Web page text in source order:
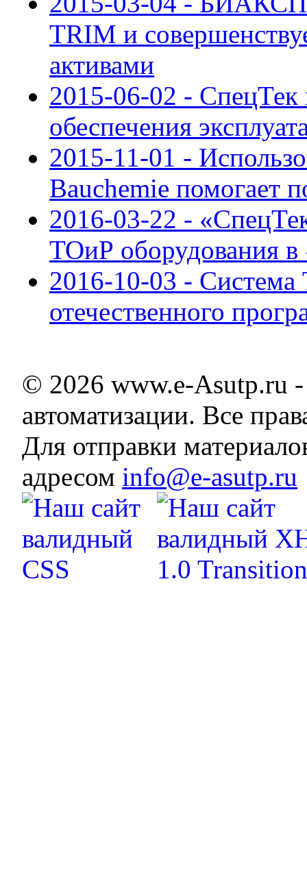
TRIM и
активами
2015-06-02 - СпецТек
обеспечения
2015-11-01 -
Bauchemie помогает
2016-03-22 -
ТОиР оборудования в
2016-10-03 - Система
отечественного
© 2026 www.e-Asutp.ru
автоматизации. Все
Для отправки
адресом info@e-asutp.ru